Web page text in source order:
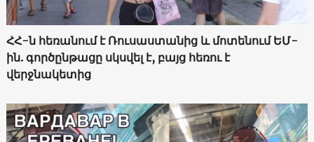
ՀՀ-ն հեռանում է Ռուսաստանից և մոտենում ԵՄ-
ին. գործընթացը սկսվել է, բայց հեռու է
վերջնակետից